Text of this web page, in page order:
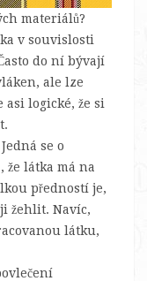
materiálů?
v souvislosti
do ní bývají
ale lze
logické, že si
se o
že látka má na
předností je,
žehlit. Navíc,
látku,